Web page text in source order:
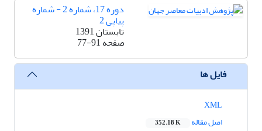
دوره 17، شماره 2 - شماره
پیاپی 2
تابستان 1391
صفحه77-91
فایل ها
اصل مقاله
352.18 K